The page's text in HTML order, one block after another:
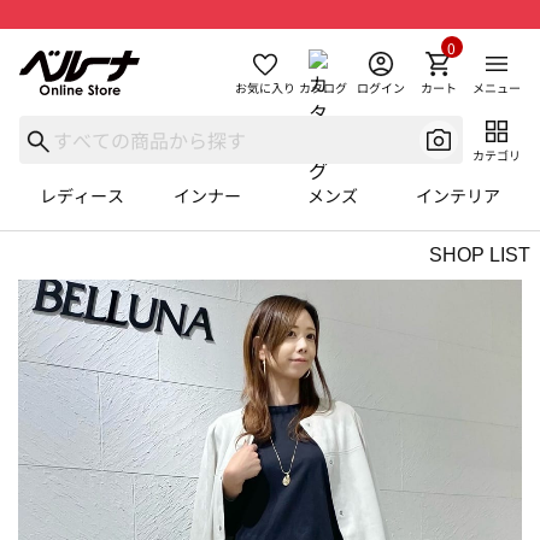
お気に入り カタログ ログイン カート
0
メニュー
カテゴリ
レディース インナー メンズ インテリア
SHOP LIST